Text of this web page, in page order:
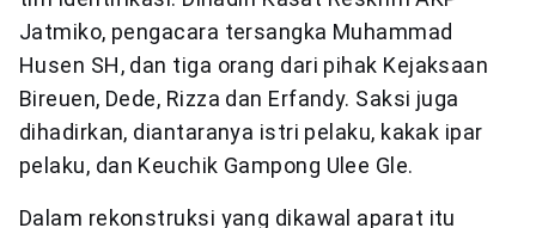
Jatmiko, pengacara tersangka Muhammad
Husen SH, dan tiga orang dari pihak Kejaksaan
Bireuen, Dede, Rizza dan Erfandy. Saksi juga
dihadirkan, diantaranya istri pelaku, kakak ipar
pelaku, dan Keuchik Gampong Ulee Gle.
Dalam rekonstruksi yang dikawal aparat itu